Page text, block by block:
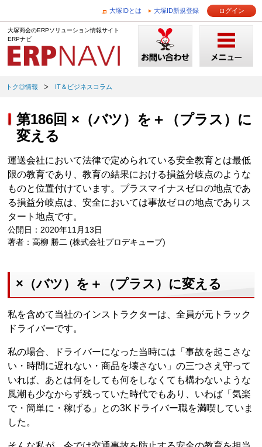
大塚IDとは 大塚ID新規登録 ログイン
大塚商会のERPソリューション情報サイト
ERPナビ
トク◎情報 IT＆ビジネスコラム
第186回 ×（バツ）を＋（プラス）に
変える
運送会社において法律で定められている安全教育とは最低
限の教育であり、教育の結果における損益分岐点のような
ものと位置付けています。プラスマイナスゼロの地点であ
る損益分岐点は、安全においては事故ゼロの地点でありス
タート地点です。
公開日：2020年11月13日
著者：高柳 勝二 (株式会社プロデキューブ)
×（バツ）を＋（プラス）に変える
私を含めて当社のインストラクターは、全員が元トラック
ドライバーです。
私の場合、ドライバーになった当時には「事故を起こさな
い・時間に遅れない・商品を壊さない」の三つさえ守って
いれば、あとは何をしても何をしなくても構わないような
風潮も少なからず残っていた時代でもあり、いわば「気楽
で・簡単に・稼げる」との3Kドライバー職を満喫していま
した。